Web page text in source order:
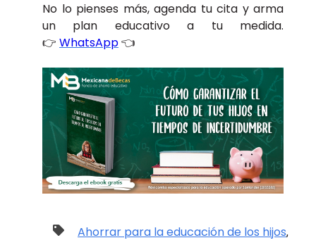
No lo pienses más, agenda tu cita y arma
un plan educativo a tu medida.
👉 WhatsApp👈
Ahorrar para la educación de los hijos,